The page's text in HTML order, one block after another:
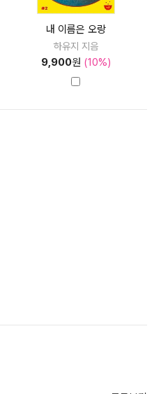
내 이름은 오랑
하유지 지음
9,900원 (10%)